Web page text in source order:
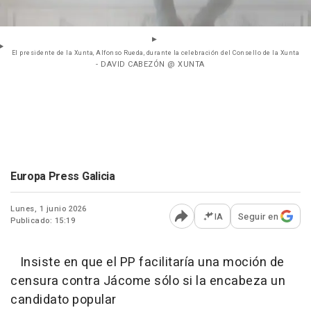
El presidente de la Xunta, Alfonso Rueda, durante la celebración del Consello de la Xunta
- DAVID CABEZÓN @ XUNTA
Europa Press Galicia
Lunes, 1 junio 2026
Publicado: 15:19
Abrir opciones para
IA Seguir en
Insiste en que el PP facilitaría una moción de
censura contra Jácome sólo si la encabeza un
candidato popular